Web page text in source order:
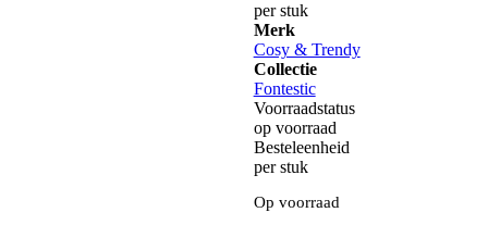
per stuk
Merk
Cosy & Trendy
Collectie
Fontestic
Voorraadstatus
op voorraad
Besteleenheid
per stuk
Op voorraad